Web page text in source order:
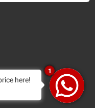
here!
1